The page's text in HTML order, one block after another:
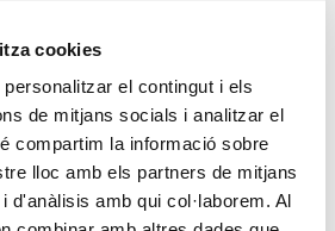
cookies
el contingut i els
de mitjans socials i analitzar el
compartim la informació sobre
lloc amb els partners de mitjans
d'anàlisis amb qui col·laborem. Al